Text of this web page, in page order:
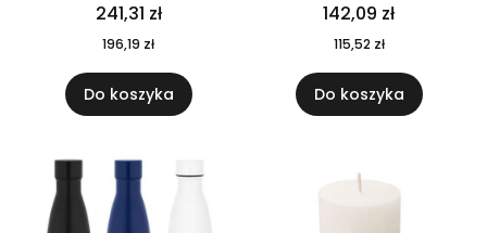
241,31 zł
196,19 zł
Do koszyka
142,09 zł
115,52 zł
Do koszyka